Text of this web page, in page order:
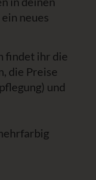
neues
findet ihr die
die Preise
und